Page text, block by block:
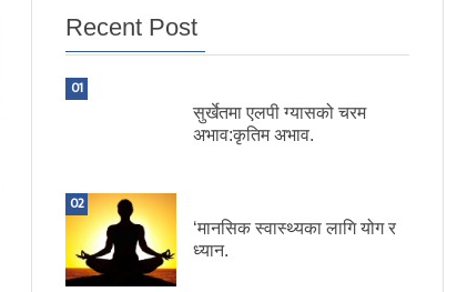
Recent Post
01
सुर्खेतमा एलपी ग्यासको चरम
अभाव:कृतिम अभाव.
02
‘मानसिक स्वास्थ्यका लागि योग र
ध्यान.